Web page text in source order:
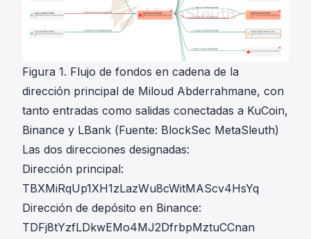
Figura 1. Flujo de fondos en cadena de la
dirección principal de Miloud Abderrahmane, con
tanto entradas como salidas conectadas a KuCoin,
Binance y LBank (Fuente: BlockSec MetaSleuth)
Las dos direcciones designadas:
Dirección principal:
TBXMiRqUp1XH1zLazWu8cWitMAScv4HsYq
Dirección de depósito en Binance:
TDFj8tYzfLDkwEMo4MJ2DfrbpMztuCCnan